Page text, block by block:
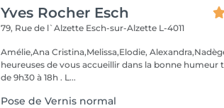
Yves Rocher Esch
79, Rue de l`Alzette Esch-sur-Alzette L-4011
Amélie,Ana Cristina,Melissa,Elodie,
heureuses de vous accueillir dans la bonne humeur
de 9h30 à 18h . L...
Pose de Vernis normal